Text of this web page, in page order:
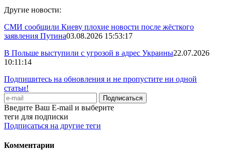
Другие новости:
СМИ сообщили Киеву плохие новости после жёсткого
заявления Путина03.08.2026 15:53:17
В Польше выступили с угрозой в адрес Украины22.07.2026
10:11:14
Подпишитесь на обновления и не пропустите ни одной
статьи!
Введите Ваш E-mail и выберите
теги для подписки
Подписаться на другие теги
Комментарии